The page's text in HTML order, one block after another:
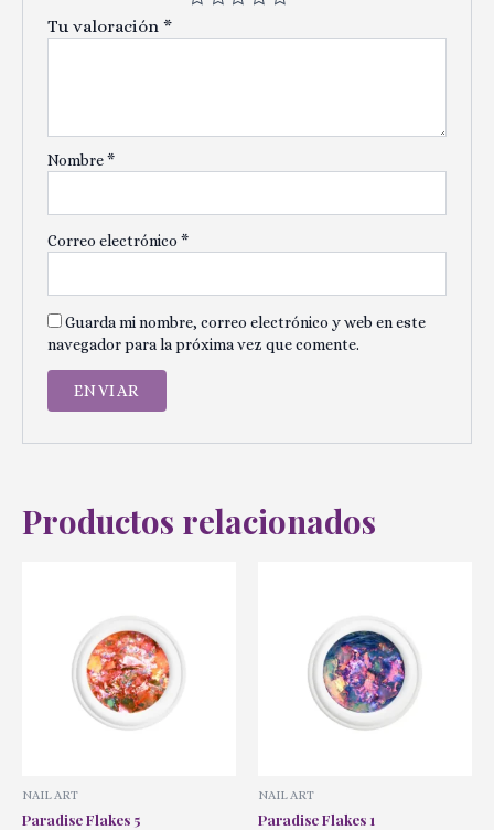
Tu valoración *
Nombre*
Correo electrónico *
Guarda mi nombre, correo electrónico y web en este
navegador para la próxima vez que comente.
Productos relacionados
NAIL ART
Paradise Flakes 5
NAIL ART
Paradise Flakes 1